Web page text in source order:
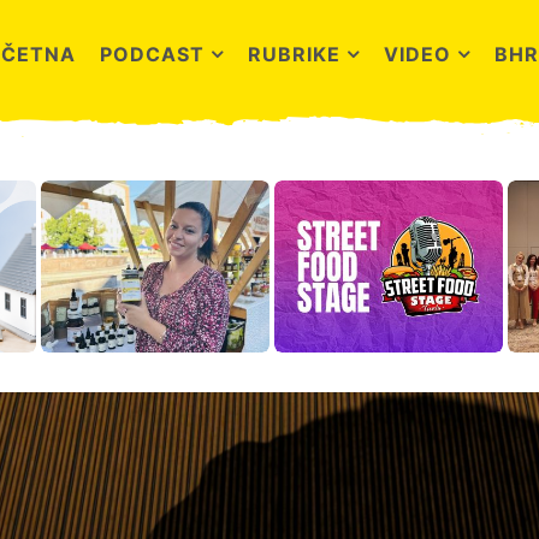
PODCAST RUBRIKE VIDEO